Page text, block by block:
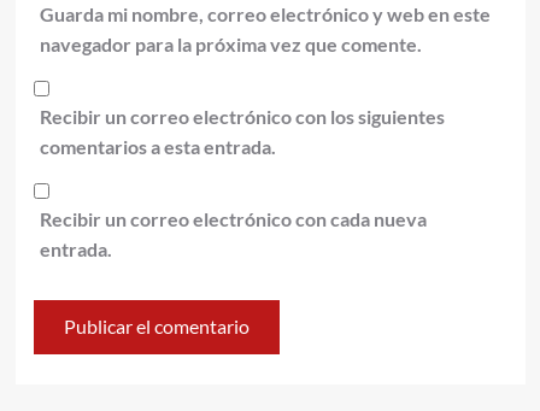
Guarda mi nombre, correo electrónico y web en este
navegador para la próxima vez que comente.
Recibir un correo electrónico con los siguientes
comentarios a esta entrada.
Recibir un correo electrónico con cada nueva
entrada.